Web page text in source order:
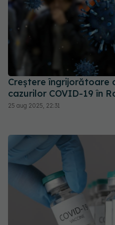
Creștere îngrijorătoare
cazurilor COVID-19 în
25 aug 2025, 22:31